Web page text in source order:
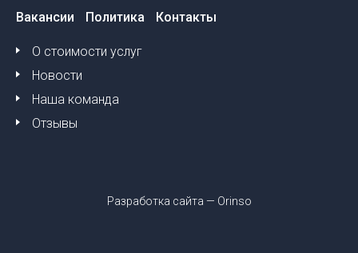
Вакансии Политика Контакты
О стоимости услуг
Новости
Наша команда
Отзывы
Разработка сайта — Orinso